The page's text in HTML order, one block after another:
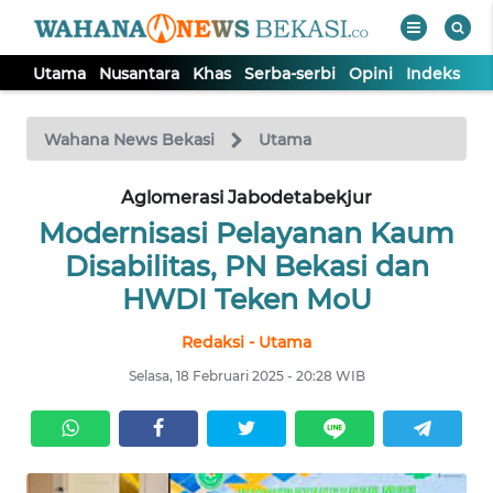
Utama Nusantara Khas Serba-serbi Opini Indeks
Wahana News Bekasi Utama
Aglomerasi Jabodetabekjur
Modernisasi Pelayanan Kaum
Disabilitas, PN Bekasi dan
HWDI Teken MoU
Redaksi - Utama
Selasa, 18 Februari 2025 - 20:28 WIB
TV
Tutup
NUSANTARA
SERBI
OPINI